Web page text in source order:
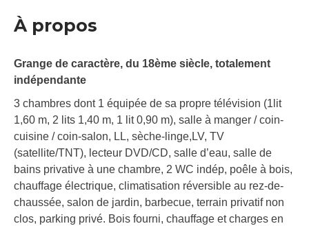
À propos
Grange de caractère, du 18ème siècle, totalement
indépendante
3 chambres dont 1 équipée de sa propre télévision (1lit
1,60 m, 2 lits 1,40 m, 1 lit 0,90 m), salle à manger / coin-
cuisine / coin-salon, LL, sèche-linge,LV, TV
(satellite/TNT), lecteur DVD/CD, salle d’eau, salle de
bains privative à une chambre, 2 WC indép, poêle à bois,
chauffage électrique, climatisation réversible au rez-de-
chaussée, salon de jardin, barbecue, terrain privatif non
clos, parking privé. Bois fourni, chauffage et charges en